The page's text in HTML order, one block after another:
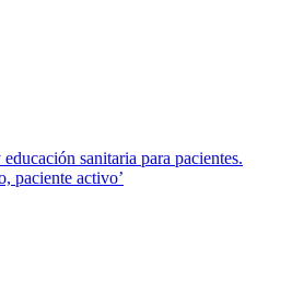
paciente activo’